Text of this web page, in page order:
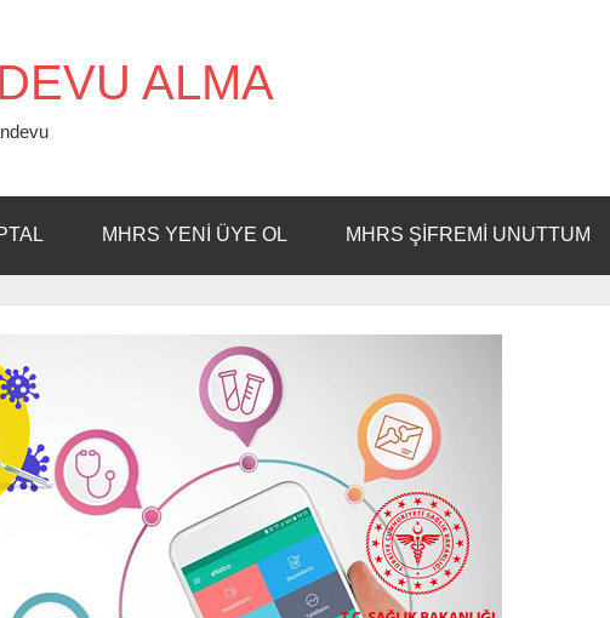
ALMA
MHRS YENI ÜYE OL MHRS ŞIFREMI UNUTTUM